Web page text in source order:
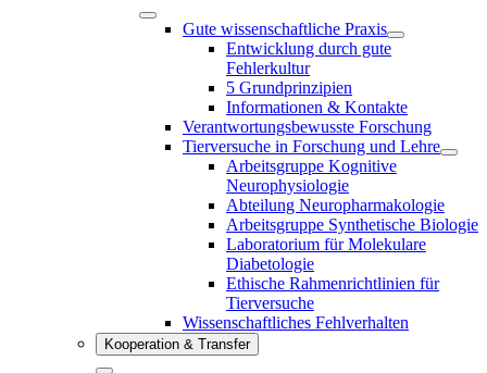
Gute wissenschaftliche Praxis
Entwicklung durch gute
Fehlerkultur
5 Grundprinzipien
Informationen & Kontakte
Verantwortungsbewusste Forschung
Tierversuche in Forschung und Lehre
Arbeitsgruppe Kognitive
Neurophysiologie
Abteilung Neuropharmakologie
Arbeitsgruppe Synthetische Biologie
Laboratorium für Molekulare
Diabetologie
Ethische Rahmenrichtlinien für
Tierversuche
Wissenschaftliches Fehlverhalten
Kooperation & Transfer